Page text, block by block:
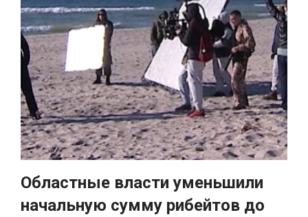
Областные власти уменьшили
начальную сумму рибейтов до